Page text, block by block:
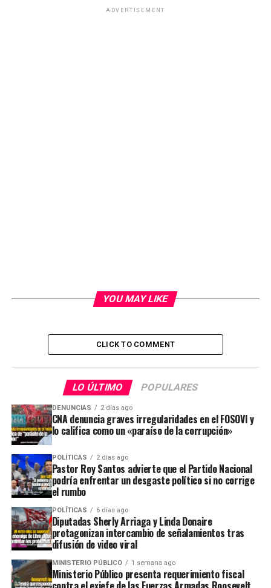
ADVERTISEMENT
YOU MAY LIKE
CLICK TO COMMENT
LO ÚLTIMO POPULARES
DENUNCIAS 2 días ago
CNA denuncia graves irregularidades en el FOSOVI y
lo califica como un «paraíso de la corrupción»
POLÍTICAS 2 días ago
Pastor Roy Santos advierte que el Partido Nacional
podría enfrentar un desgaste político si no corrige
el rumbo
POLÍTICAS 6 días ago
Diputadas Sherly Arriaga y Linda Donaire
protagonizan intercambio de señalamientos tras
difusión de video viral
MINISTERIO PÚBLICO 1 semana ago
Ministerio Público presenta requerimiento fiscal